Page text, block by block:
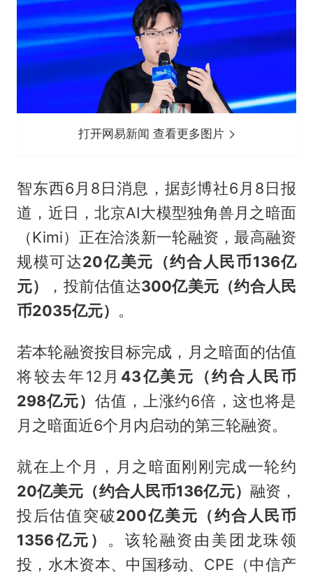
打开网易新闻 查看更多图片
智东西6月8日消息，据彭博社6月8日报
道，近日，北京AI大模型独角兽月之暗面
（Kimi）正在洽淡新一轮融资，最高融资
规模可达20亿美元（约合人民币136亿
元）
，投前估值达300亿美元（约合人民
币2035亿元） 。
若本轮融资按目标完成，月之暗面的估值
将较去年12月 43亿美元（约合人民币
298亿元） 估值，上涨约6倍，这也将是
月之暗面近6个月内启动的第三轮融资。
就在上个月，月之暗面刚刚完成一轮约
20亿美元（约合人民币136亿元） 融资，
投后估值突破200亿美元（约合人民币
1356亿元） 。该轮融资由美团龙珠领
投，水木资本、中国移动、CPE（中信产